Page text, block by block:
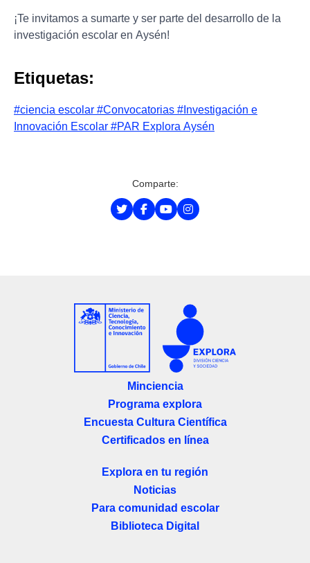
¡Te invitamos a sumarte y ser parte del desarrollo de la
investigación escolar en Aysén!
Etiquetas:
#ciencia escolar #Convocatorias #Investigación e
Innovación Escolar #PAR Explora Aysén
Comparte:
Minciencia
Programa explora
Encuesta Cultura Científica
Certificados en línea
Explora en tu región
Noticias
Para comunidad escolar
Biblioteca Digital